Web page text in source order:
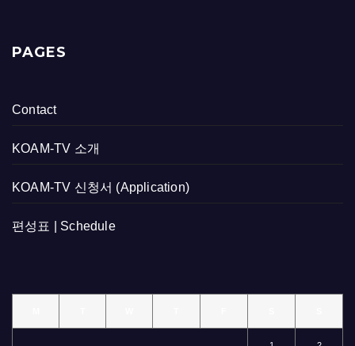
PAGES
Contact
KOAM-TV 소개
KOAM-TV 신청서 (Application)
편성표 | Schedule